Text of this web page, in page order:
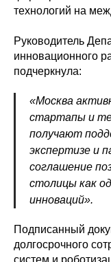
технологий на
Руководитель
инновационного
подчеркнула:
«Москва
стартапы и
получают
экспертизе и
соглашение
столицы как
инноваций».
Подписанный
долгосрочного
систем и
Политика конфиденциальности
© 2015-2026 НАУРР. Все права